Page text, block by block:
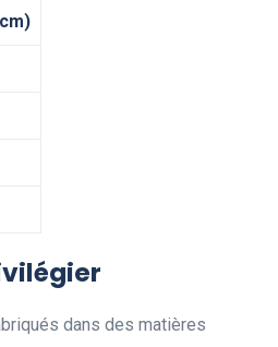
dans des matières